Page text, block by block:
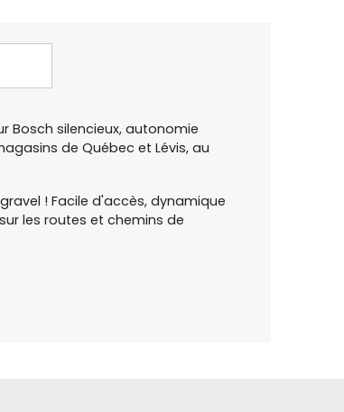
Bosch silencieux, autonomie
de Québec et Lévis, au
! Facile d'accès, dynamique
les routes et chemins de